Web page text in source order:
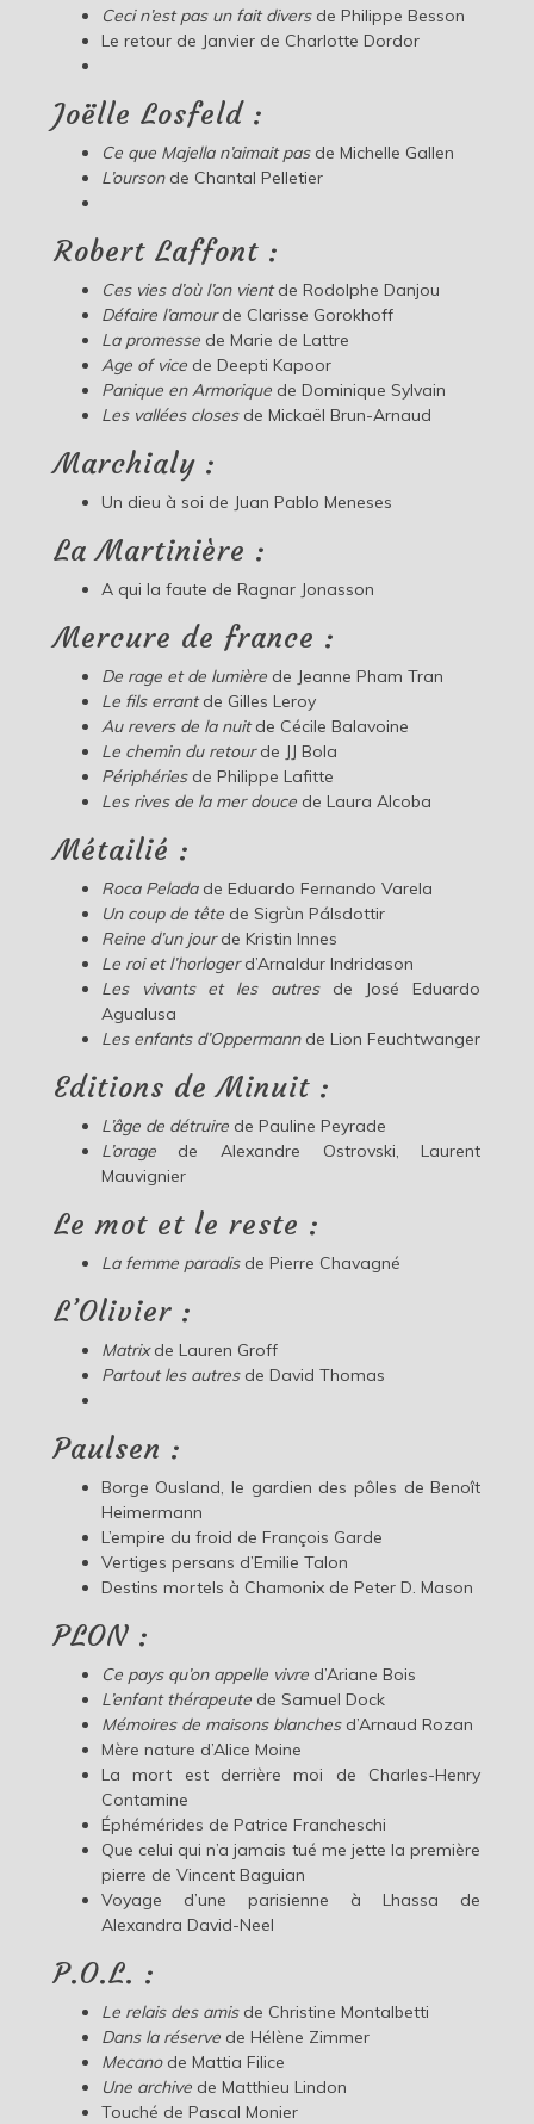
Ceci n’est pas un fait diversde Philippe Besson
Le retour de Janvier de Charlotte Dordor
Joëlle Losfeld :
Ce que Majella n’aimait pasde Michelle Gallen
L’oursonde Chantal Pelletier
Robert Laffont :
Ces vies d’où l’on vientde Rodolphe Danjou
Défaire l’amourde Clarisse Gorokhoff
La promessede Marie de Lattre
Age of vicede Deepti Kapoor
Panique en Armoriquede Dominique Sylvain
Les vallées closesde Mickaël Brun-Arnaud
Marchialy :
Un dieu à soi de Juan Pablo Meneses
La Martinière :
A qui la faute de Ragnar Jonasson
Mercure de france :
De rage et de lumièrede Jeanne Pham Tran
Le fils errantde Gilles Leroy
Au revers de la nuitde Cécile Balavoine
Le chemin du retourde JJ Bola
Périphériesde Philippe Lafitte
Les rives de la mer doucede Laura Alcoba
Métailié :
Roca Peladade Eduardo Fernando Varela
Un coup de têtede Sigrùn Pálsdottir
Reine d’un jourde Kristin Innes
Le roi et l’horlogerd’Arnaldur Indridason
Les vivants et les autresde José Eduardo
Agualusa
Les enfants d’Oppermannde Lion Feuchtwanger
Editions de Minuit :
L’âge de détruirede Pauline Peyrade
L’oragede Alexandre Ostrovski, Laurent
Mauvignier
Le mot et le reste :
La femme paradisde Pierre Chavagné
L’Olivier :
Matrixde Lauren Groff
Partout les autresde David Thomas
Paulsen :
Borge Ousland, le gardien des pôles de Benoît
Heimermann
L’empire du froid de François Garde
Vertiges persans d’Emilie Talon
Destins mortels à Chamonix de Peter D. Mason
PLON :
Ce pays qu’on appelle vivred’Ariane Bois
L’enfant thérapeutede Samuel Dock
Mémoires de maisons blanchesd’Arnaud Rozan
Mère nature d’Alice Moine
La mort est derrière moi de Charles-Henry
Contamine
Éphémérides de Patrice Francheschi
Que celui qui n’a jamais tué me jette la première
pierre de Vincent Baguian
Voyage d’une parisienne à Lhassa de
Alexandra David-Neel
P.O.L. :
Le relais des amisde Christine Montalbetti
Dans la réserve de Hélène Zimmer
Mecanode Mattia Filice
Une archivede Matthieu Lindon
Touché de Pascal Monier